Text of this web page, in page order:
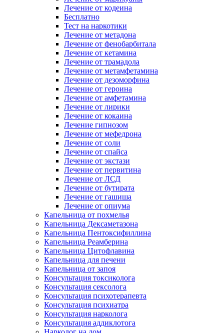
Лечение от кодеина
Бесплатно
Тест на наркотики
Лечение от метадона
Лечение от фенобарбитала
Лечение от кетамина
Лечение от трамадола
Лечение от метамфетамина
Лечение от дезоморфина
Лечение от героина
Лечение от амфетамина
Лечение от лирики
Лечение от кокаина
Лечение гипнозом
Лечение от мефедрона
Лечение от соли
Лечение от спайса
Лечение от экстази
Лечение от первитина
Лечение от ЛСД
Лечение от бутирата
Лечение от гашиша
Лечение от опиума
Капельница от похмелья
Капельница Дексаметазона
Капельница Пентоксифиллина
Капельница Реамберина
Капельница Цитофлавина
Капельница для печени
Капельница от запоя
Консультация токсиколога
Консультация сексолога
Консультация психотерапевта
Консультация психиатра
Консультация нарколога
Консультация аддиклотога